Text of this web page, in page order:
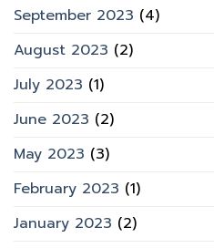
September 2023 (4)
August 2023 (2)
July 2023 (1)
June 2023 (2)
May 2023 (3)
February 2023 (1)
January 2023 (2)